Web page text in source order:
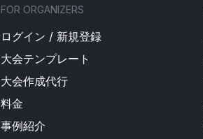
FOR ORGANIZERS
ログイン / 新規登録
大会テンプレート
大会作成代行
料金
事例紹介